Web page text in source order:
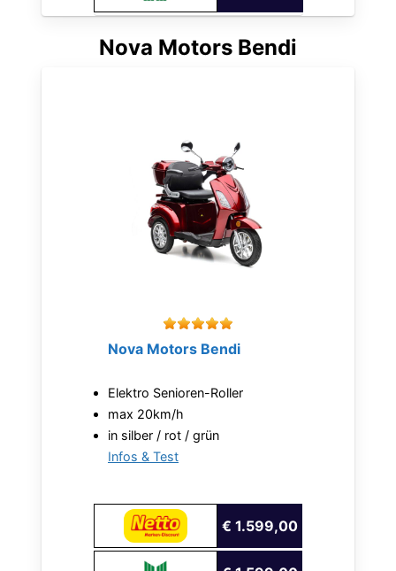
Nova Motors Bendi
Nova Motors Bendi
Elektro Senioren-Roller
max 20km/h
in silber / rot / grün
Infos & Test
€ 1.599,00